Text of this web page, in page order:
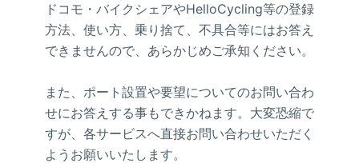
ドコモ・バイクシェアやHelloCycling等の登録
方法、使い方、乗り捨て、不具合等にはお答え
できませんので、あらかじめご承知ください。
また、ポート設置や要望についてのお問い合わ
せにお答えする事もできかねます。大変恐縮で
すが、各サービスへ直接お問い合わせいただく
ようお願いいたします。